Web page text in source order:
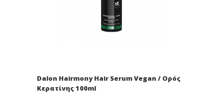
Dalon Hairmony Hair Serum Vegan / Ορός
Κερατίνης 100ml